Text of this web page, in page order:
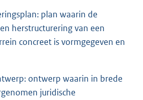
plan waarin de
herstructurering van een
concreet is vormgegeven en
ontwerp waarin in brede
juridische